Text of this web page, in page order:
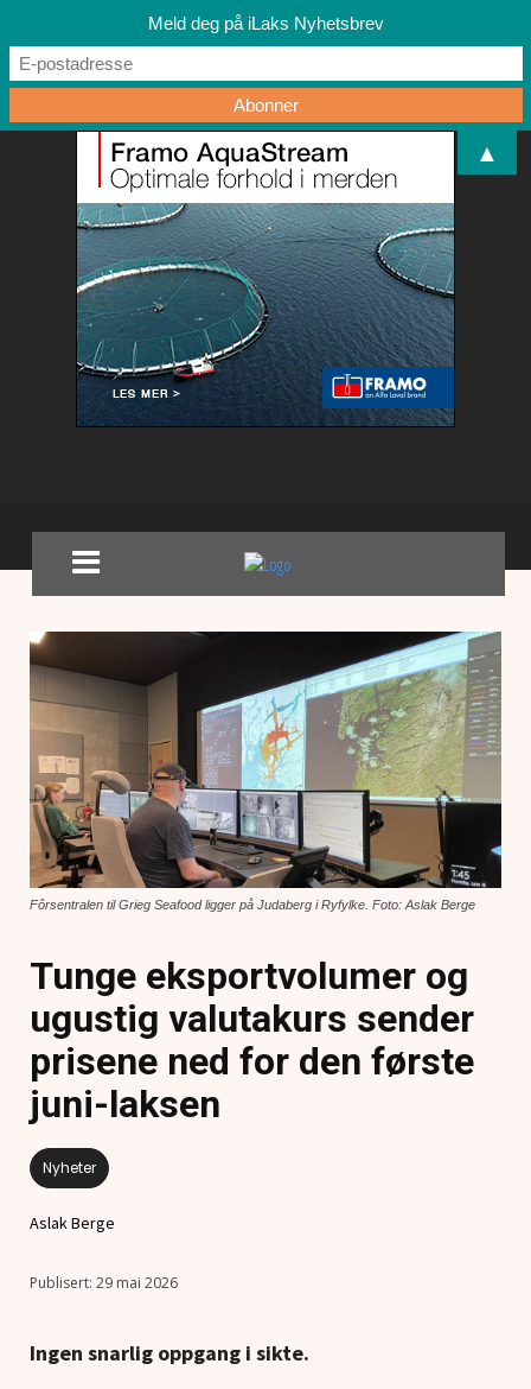
Fôrsentralen til Grieg Seafood ligger på Judaberg i Ryfylke. Foto: Aslak Berge
Tunge eksportvolumer og
ugustig valutakurs sender
prisene ned for den første
juni-laksen
Nyheter
Aslak Berge
29 mai 2026
Ingen snarlig oppgang i sikte.
Meld deg på iLaks Nyhetsbrev
▲